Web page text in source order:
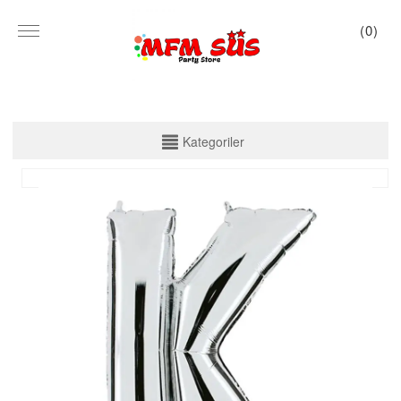
(0)
TABAK VE BARDAK
MASA ÖRTÜSÜ
ZARF BANNER
ZARF VARAKLI BANNER
KALİGRAFİ BANNER
Kategoriler